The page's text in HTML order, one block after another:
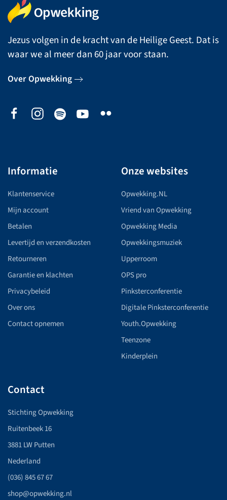
Jezus volgen in de kracht van de Heilige Geest. Dat is
waar we al meer dan 60 jaar voor staan.
Over Opwekking
Informatie
Klantenservice
Mijn account
Betalen
Levertijd en verzendkosten
Retourneren
Garantie en klachten
Privacybeleid
Over ons
Contact opnemen
Onze websites
Opwekking.NL
Vriend van Opwekking
Opwekking Media
Opwekkingsmuziek
Upperroom
OPS pro
Pinksterconferentie
Digitale Pinksterconferentie
Youth.Opwekking
Teenzone
Kinderplein
Contact
Stichting Opwekking
Ruitenbeek 16
3881 LW Putten
Nederland
(036) 845 67 67
shop@opwekking.nl